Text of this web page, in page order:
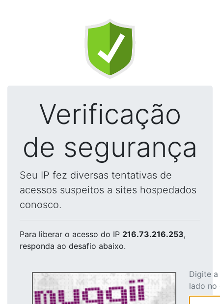
Verificação
de segurança
Seu IP fez diversas tentativas de
acessos suspeitos a sites hospedados
conosco.
Para liberar o acesso do IP 216.73.216.253,
responda ao desafio abaixo.
Digite
lado no